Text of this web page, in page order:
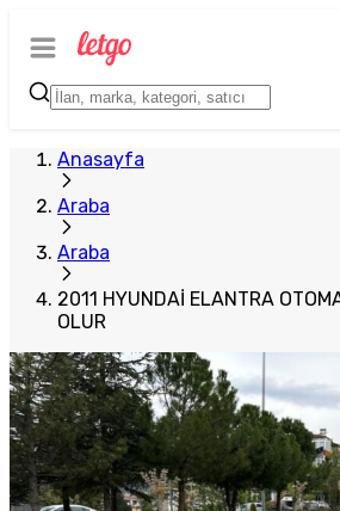
Anasayfa
Araba
Araba
2011 HYUNDAİ ELANTRA
OLUR